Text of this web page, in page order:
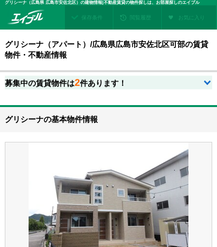
グリシーナ（広島県 広島市安佐北区）の建物情報|不動産賃貸の物件探しは、お部屋探しのエイブル
保存条件 閲覧履歴 お気に入り
グリシーナ（アパート）/広島県広島市安佐北区可部の賃貸
物件・不動産情報
募集中の賃貸物件は2件あります！
グリシーナの基本物件情報